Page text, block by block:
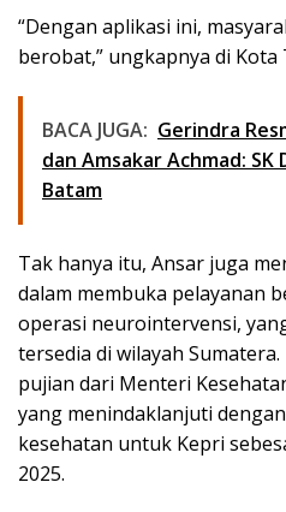
“Dengan aplikasi ini,
berobat,” ungkapnya di
BACA JUGA: Gerindra
dan Amsakar Achmad:
Batam
Tak hanya itu, Ansar juga
dalam membuka pelayanan
operasi neurointervensi,
tersedia di wilayah
pujian dari Menteri
yang menindaklanjuti
kesehatan untuk Kepri
2025.